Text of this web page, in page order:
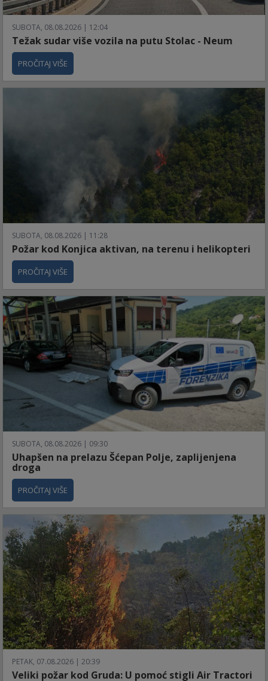
SUBOTA, 08.08.2026 | 12:04
Težak sudar više vozila na putu Stolac - Neum
PROČITAJ VIŠE
SUBOTA, 08.08.2026 | 11:28
Požar kod Konjica aktivan, na terenu i helikopteri
PROČITAJ VIŠE
SUBOTA, 08.08.2026 | 09:30
Uhapšen na prelazu Šćepan Polje, zaplijenjena
droga
PROČITAJ VIŠE
PETAK, 07.08.2026 | 20:39
Veliki požar kod Gruda: U pomoć stigli Air Tractori